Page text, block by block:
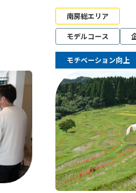
南房総エリア
モデルコース
モチベーション向上